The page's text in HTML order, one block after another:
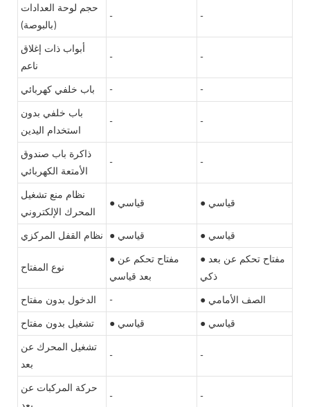
حجم لوحة العدادات
(بالبوصة)
- -
أبواب ذات إغلاق
ناعم
- -
باب خلفي كهربائي -
-
باب خلفي بدون
استخدام اليدين
- -
ذاكرة باب صندوق
الأمتعة الكهربائي
- -
نظام منع تشغيل
المحرك الإلكتروني
● قياسي ● قياسي
نظام القفل المركزي ● قياسي ● قياسي
نوع المفتاح
● مفتاح تحكم عن
بعد قياسي
● مفتاح تحكم عن بعد
ذكي
الدخول بدون مفتاح
-
● الصف الأمامي
تشغيل بدون مفتاح
● قياسي
● قياسي
تشغيل المحرك عن
بعد
- -
حركة المركبات عن
- -